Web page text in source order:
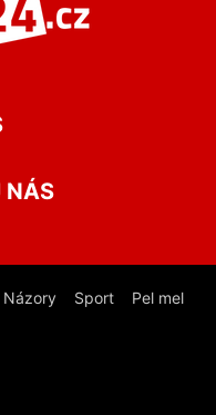
NÁS
Názory Sport Pel mel